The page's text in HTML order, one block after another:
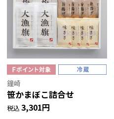
鐘崎
笹かまぼこ詰合せ
税込 3,301円